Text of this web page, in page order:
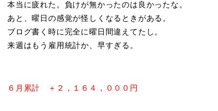
本当に疲れた。負けが無かったのは良かったな。
あと、曜日の感覚が怪しくなるときがある。
ブログ書く時に完全に曜日間違えてたし。
来週はもう雇用統計か、早すぎる。
６月累計 ＋２，１６４，０００円